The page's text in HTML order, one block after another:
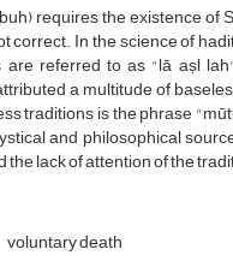
requires the existence
correct. In the science of
referred to as "lā aṣl
a multitude of
traditions is the phrase
and philosophical
lack of attention of the
voluntary death